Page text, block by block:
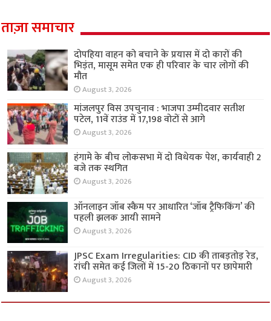
ताज़ा समाचार
दोपहिया वाहन को बचाने के प्रयास में दो कारों की
भिड़ंत, मासूम समेत एक ही परिवार के चार लोगों की
मौत
August 3, 2026
मांजलपुर विस उपचुनाव : भाजपा उम्मीदवार सतीश
पटेल, 11वें राउंड में 17,198 वोटों से आगे
August 3, 2026
हंगामे के बीच लोकसभा में दो विधेयक पेश, कार्यवाही 2
बजे तक स्थगित
August 3, 2026
ऑनलाइन जॉब स्कैम पर आधारित ‘जॉब ट्रैफिकिंग’ की
पहली झलक आयी सामने
August 3, 2026
JPSC Exam Irregularities: CID की ताबड़तोड़ रेड,
रांची समेत कई जिलों में 15-20 ठिकानों पर छापेमारी
August 3, 2026